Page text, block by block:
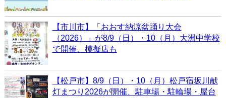
【市川市】「おおす納涼盆踊り大会
（2026）」が8/9（日）・10（月）大洲中学校
で開催、模擬店も
【松戸市】8/9（日）・10（月）松戸宿坂川献
灯まつり2026が開催、駐車場・駐輪場・屋台